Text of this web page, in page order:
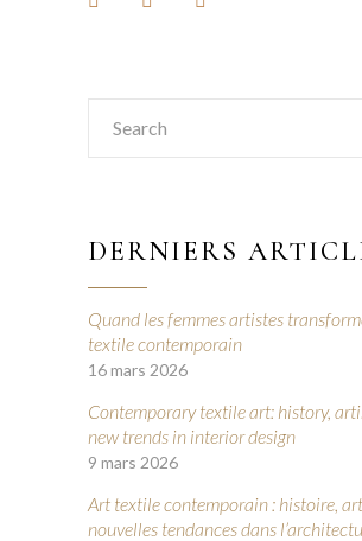
Search
for:
DERNIERS
Quand les femmes artistes
textile contemporain
16 mars 2026
Contemporary textile art: history,
new trends in interior design
9 mars 2026
Art textile contemporain : histoire,
nouvelles tendances dans